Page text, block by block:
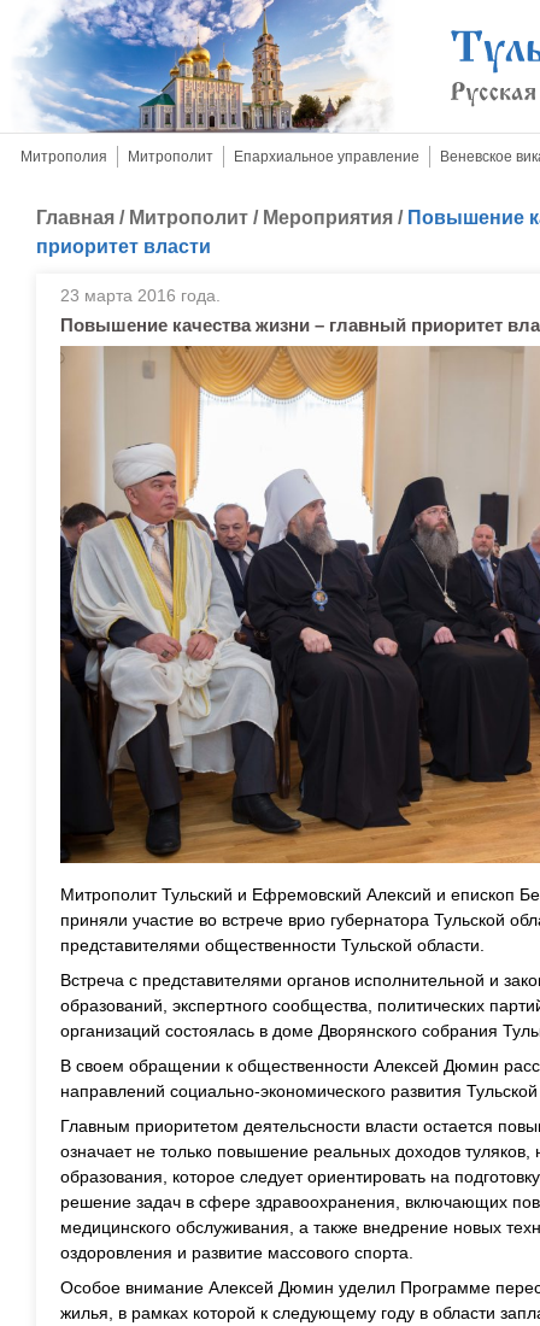
Митрополия Митрополит Епархиальное управление Веневское
Главная / Митрополит / Мероприятия / Повышение
приоритет власти
23 марта 2016 года.
Повышение качества жизни – главный приоритет
Митрополит Тульский и Ефремовский Алексий и епископ
приняли участие во встрече врио губернатора Тульской
представителями общественности Тульской области.
Встреча с представителями органов исполнительной и
образований, экспертного сообщества, политических
организаций состоялась в доме Дворянского собрания
В своем обращении к общественности Алексей Дюмин
направлений социально-экономического развития
Главным приоритетом деятельсности власти остается
означает не только повышение реальных доходов
образования, которое следует ориентировать на
решение задач в сфере здравоохранения, включающих
медицинского обслуживания, а также внедрение новых
оздоровления и развитие массового спорта.
Особое внимание Алексей Дюмин уделил Программе
жилья, в рамках которой к следующему году в области